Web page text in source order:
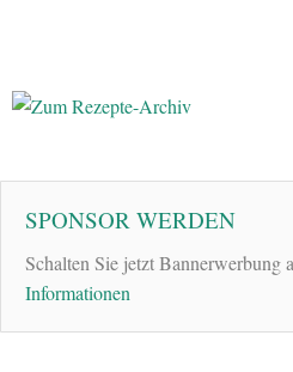
SPONSOR WERDEN
Schalten Sie jetzt Bannerwerbung
Informationen